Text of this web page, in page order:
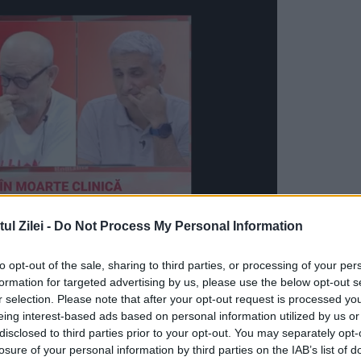
Zilei - Do Not Process My Personal Information
opt-out of the sale, sharing to third parties, or processing of your
for targeted advertising by us, please use the below opt-out
selection. Please note that after your opt-out request is processed
interest-based ads based on personal information utilized by us
to third parties prior to your opt-out. You may separately
of your personal information by third parties on the IAB’s list of
consilier de securitate naţională al Casei
rus la Washington, în care a promis
American Mike Pence pe
ştie despre despre legăturile dintre Donald